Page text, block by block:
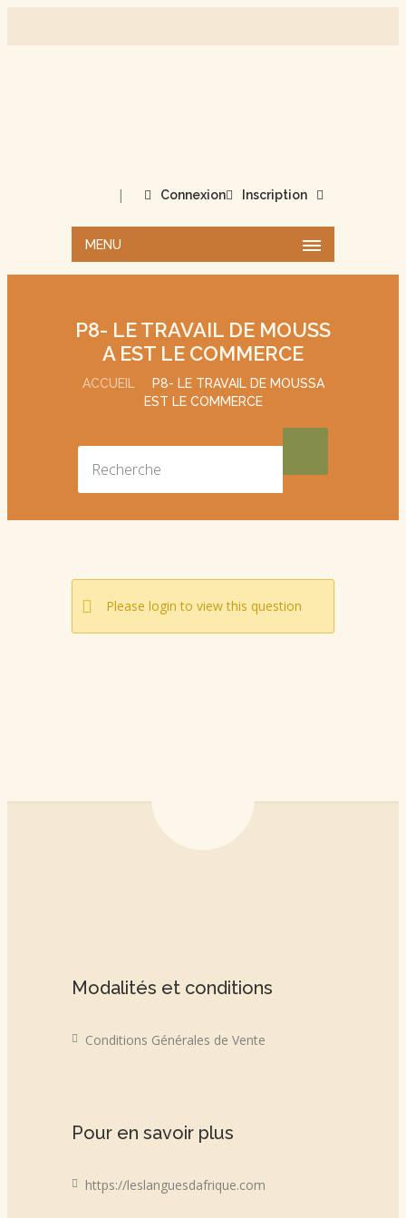
Connexion
| Inscription
MENU
P8- LE TRAVAIL DE MOUSS
A EST LE COMMERCE
ACCUEIL
P8- LE TRAVAIL DE MOUSSA
EST LE COMMERCE
Please login to view this question
Modalités et conditions
Conditions Générales de Vente
Pour en savoir plus
https://leslanguesdafrique.com